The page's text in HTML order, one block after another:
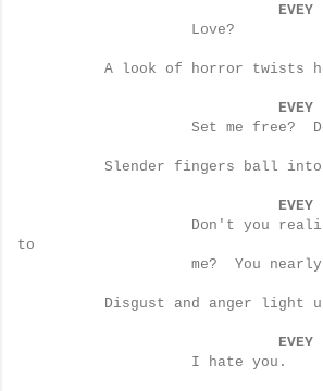
EVEY
Love?
A look of horror twists
EVEY
Set me free?
Slender fingers ball
EVEY
Don't you
to
me?
You nearly
Disgust and anger light
EVEY
I hate you.